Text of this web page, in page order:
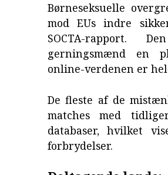
Børneseksuelle
mod EUs indre
SOCTA-rapport.
gerningsmænd en
online-verdenen er
De fleste af de
matches med
databaser, hvilket
forbrydelser.